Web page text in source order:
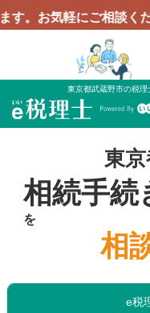
ご相談ください
東京都武蔵野市の税
東
相続手続
を
相
e税